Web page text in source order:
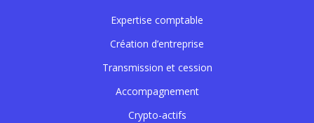
Expertise comptable
Création d’entreprise
Transmission et cession
Accompagnement
Crypto-actifs